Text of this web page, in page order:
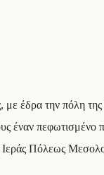
με έδρα την πόλη της
έναν πεφωτισμένο
Πόλεως